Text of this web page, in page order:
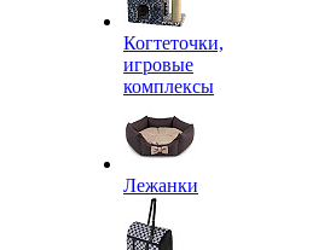
Когтеточки,
игровые
комплексы
Лежанки